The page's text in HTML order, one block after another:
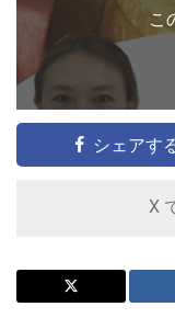
こ
シェアす
X